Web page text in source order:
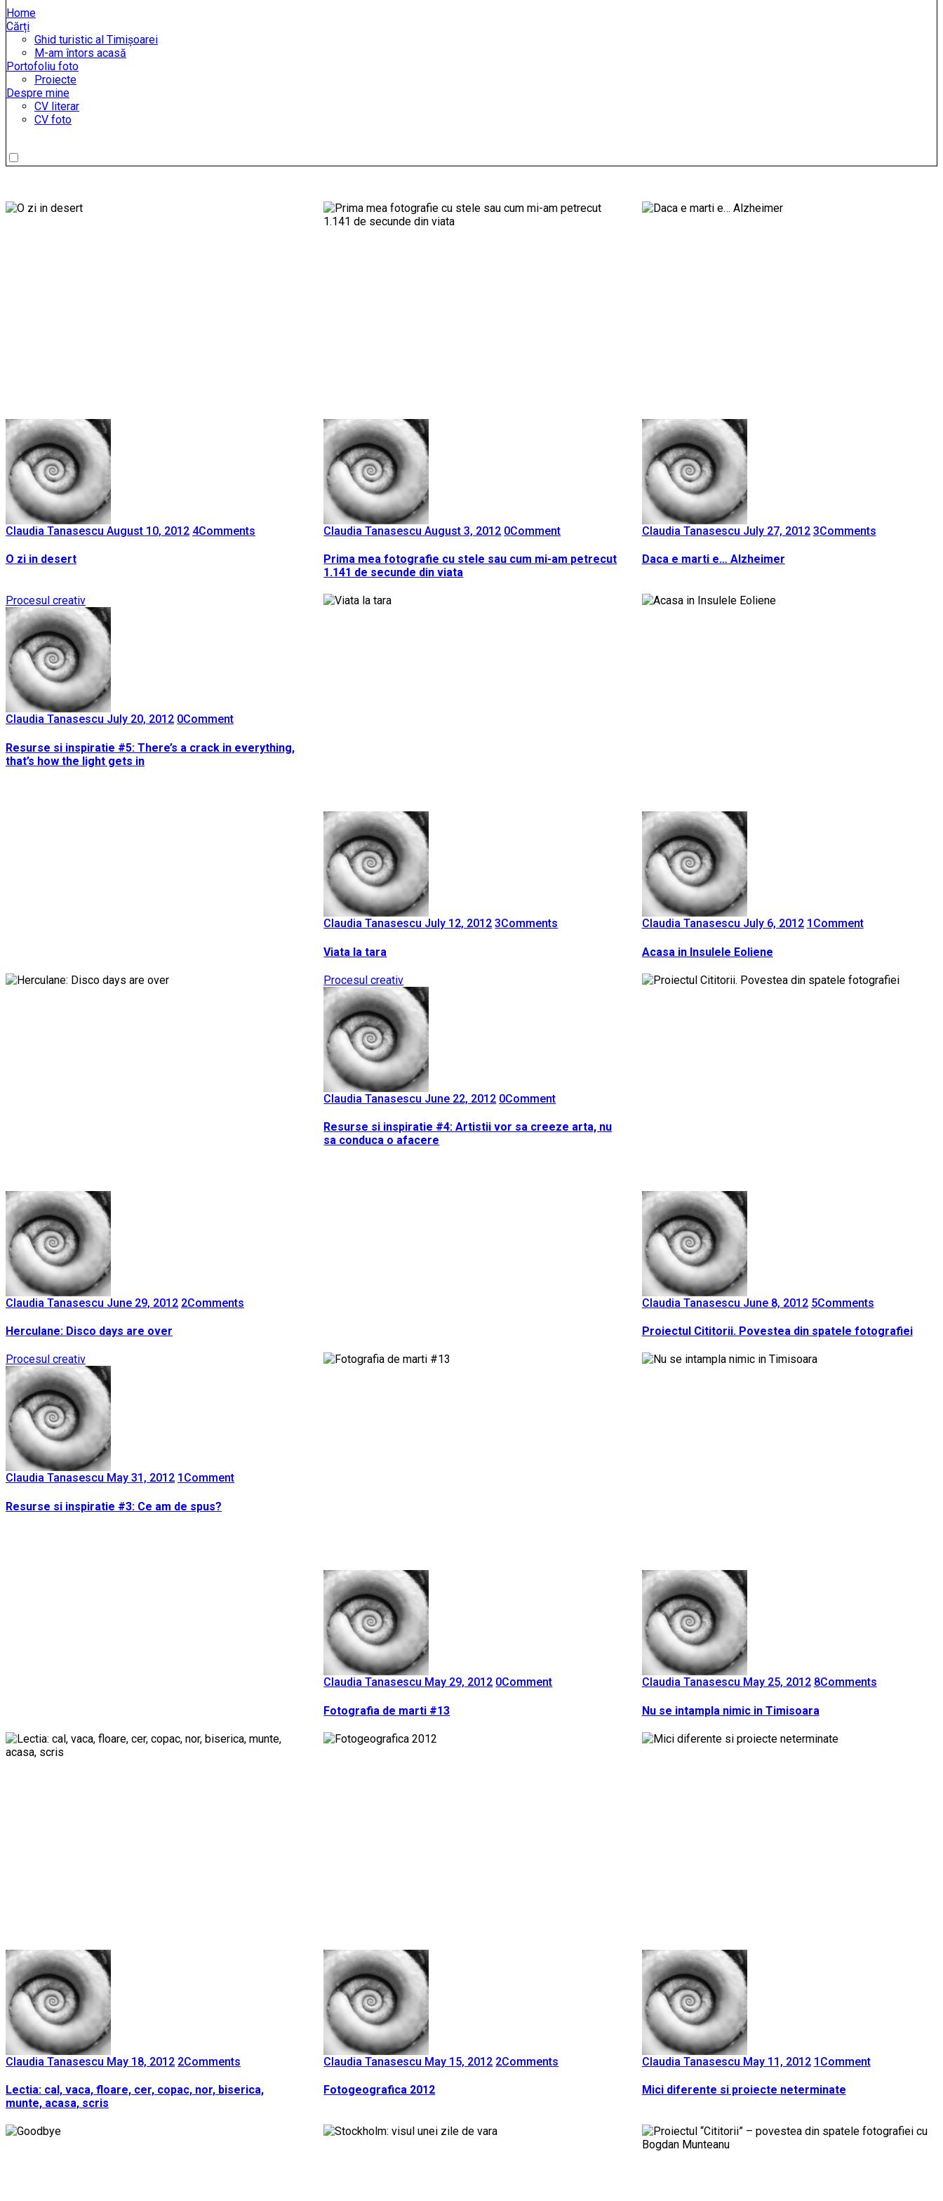
Home
Cărți
Ghid turistic al Timișoarei
M-am întors acasă
Portofoliu foto
Proiecte
Despre mine
CV literar
CV foto
Claudia Tanasescu August 10, 2012 4Comments
O zi in desert
Claudia TanasescuAugust 3, 2012 0Comment
Prima mea fotografie cu stele sau cum mi-am petrecut
1.141 de secunde din viata
Claudia Tanasescu July 27, 2012 3Comments
Daca e marti e… Alzheimer
Procesul creativ
Claudia Tanasescu July 20, 2012 0Comment
Resurse si inspiratie #5: There’s a crack in everything,
that’s how the light gets in
Claudia Tanasescu July 12, 2012 3Comments
Viata la tara
Claudia Tanasescu July 6, 2012 1 Comment
Acasa in Insulele Eoliene
Claudia Tanasescu June 29, 2012 2Comments
Herculane: Disco days are over
Procesul creativ
Claudia Tanasescu June 22, 2012 0Comment
Resurse si inspiratie #4: Artistii vor sa creeze arta, nu
sa conduca o afacere
Claudia Tanasescu June 8, 2012 5Comments
Proiectul Cititorii. Povestea din spatele fotografiei
Procesul creativ
Claudia Tanasescu May 31, 2012 1 Comment
Resurse si inspiratie #3: Ce am de spus?
Claudia Tanasescu May 29, 2012 0Comment
Fotografia de marti #13
Claudia Tanasescu May 25, 2012 8Comments
Nu se intampla nimic in Timisoara
Claudia Tanasescu May 18, 2012 2Comments
Lectia: cal, vaca, floare, cer, copac, nor, biserica,
munte, acasa, scris
Claudia Tanasescu May 15, 2012 2Comments
Fotogeografica 2012
Claudia Tanasescu May 11, 2012 1 Comment
Mici diferente si proiecte neterminate